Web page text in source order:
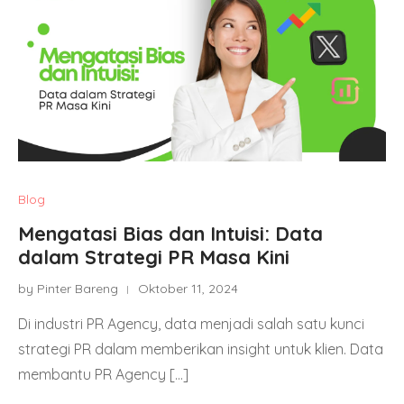
Blog
Mengatasi Bias dan Intuisi: Data
dalam Strategi PR Masa Kini
by Pinter Bareng Oktober 11, 2024
Di industri PR Agency, data menjadi salah satu kunci
strategi PR dalam memberikan insight untuk klien. Data
membantu PR Agency […]